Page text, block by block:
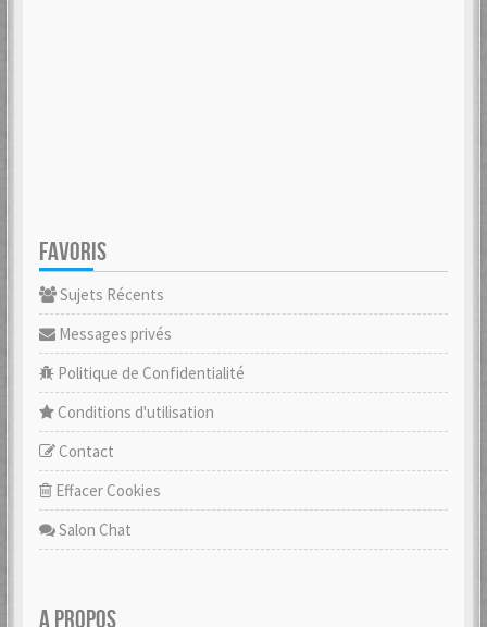
FAVORIS
Sujets Récents
Messages privés
Politique de Confidentialité
Conditions d'utilisation
Contact
Effacer Cookies
Salon Chat
A PROPOS